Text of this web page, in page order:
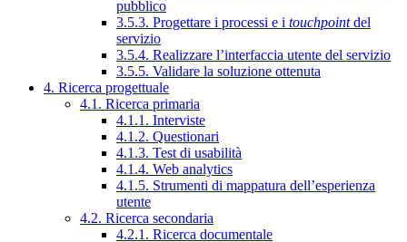
pubblico
3.5.3. Progettare i processi e i touchpointdel
servizio
3.5.4. Realizzare l’interfaccia utente del servizio
3.5.5. Validare la soluzione ottenuta
4. Ricerca progettuale
4.1. Ricerca primaria
4.1.1. Interviste
4.1.2. Questionari
4.1.3. Test di usabilità
4.1.4. Web analytics
4.1.5. Strumenti di mappatura dell’esperienza
utente
4.2. Ricerca secondaria
4.2.1. Ricerca documentale